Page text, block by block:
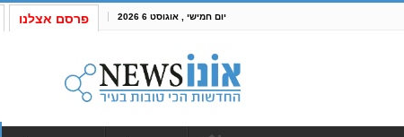
יום חמישי , אוגוסט 6 2026 פרסם אצלנו